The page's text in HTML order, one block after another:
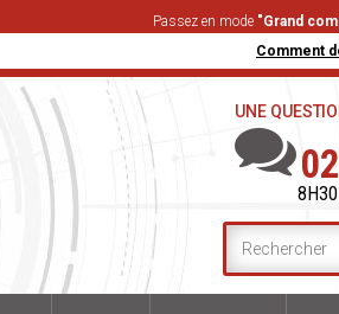
Passez en mode "Grand
Comment
UNE